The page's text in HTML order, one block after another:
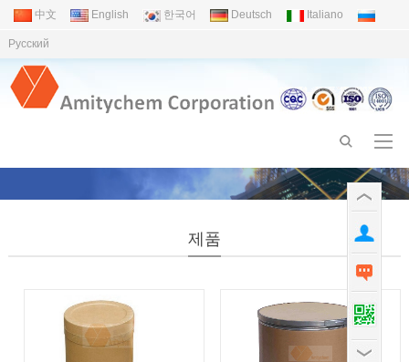
中文 English 한국어 Deutsch Italiano
Pусский
제품